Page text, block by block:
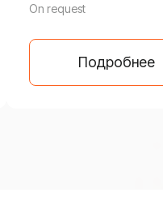
On request
Подробнее